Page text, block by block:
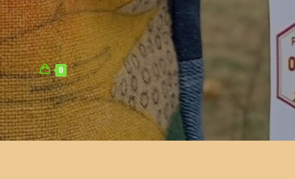
0